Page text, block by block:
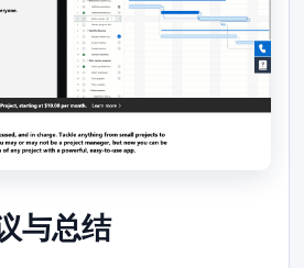
与总结